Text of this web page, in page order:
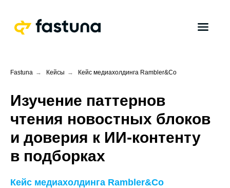
Fastuna → Кейсы → Кейс медиахолдинга Rambler&Co
Изучение паттернов
чтения новостных блоков
и доверия к ИИ-контенту
в подборках
Кейс медиахолдинга Rambler&Co